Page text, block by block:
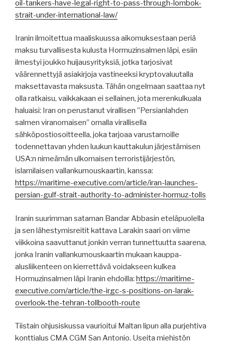
oil-tankers-have-legal-right-to-pass-through-lombok-
strait-under-international-law/
Iranin ilmoitettua maaliskuussa aikomuksestaan ​​periä
maksu turvallisesta kulusta Hormuzinsalmen läpi, esiin
ilmestyi joukko huijausyrityksiä, jotka tarjosivat
väärennettyjä asiakirjoja vastineeksi kryptovaluutalla
maksettavasta maksusta. Tähän ongelmaan saattaa nyt
olla ratkaisu, vaikkakaan ei sellainen, jota merenkulkuala
haluaisi: Iran on perustanut virallisen ”Persianlahden
salmen viranomaisen” omalla virallisella
sähköpostiosoitteella, joka tarjoaa varustamoille
todennettavan yhden luukun kauttakulun järjestämisen
USA:n nimeämän ulkomaisen terroristijärjestön,
islamilaisen vallankumouskaartin, kanssa:
https://maritime-executive.com/article/iran-launches-
persian-gulf-strait-authority-to-administer-hormuz-tolls
Iranin suurimman sataman Bandar Abbasin eteläpuolella
ja sen lähestymisreitit kattava Larakin saari on viime
viikkoina saavuttanut jonkin verran tunnettuutta saarena,
jonka Iranin vallankumouskaartin mukaan kauppa-
alusliikenteen on kierrettävä voidakseen kulkea
Hormuzinsalmen läpi Iranin ehdoilla: https://maritime-
executive.com/article/the-irgc-s-positions-on-larak-
overlook-the-tehran-tollbooth-route
Tiistain ohjusiskussa vaurioitui Maltan lipun alla purjehtiva
konttialus CMA CGM San Antonio. Useita miehistön